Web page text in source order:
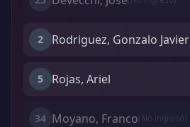
2 Rodriguez, Gonzalo Javier
5 Rojas, Ariel
34 Moyano, Franco(No ingresó)